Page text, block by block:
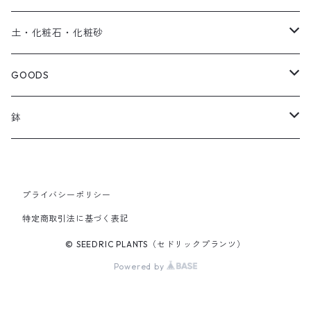
SEEDRIC Signature
SEEDRIC Heritage
SEEDRIC Scion
SEEDRIC Select
土・化粧石・化粧砂
アガベ用の土
化粧石・化粧砂
GOODS
ソイルスティック
アパレル
鉢
2.5号鉢
プライバシーポリシー
特定商取引法に基づく表記
© SEEDRIC PLANTS（セドリックプランツ）
Powered by